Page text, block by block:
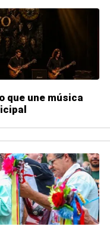
que une música